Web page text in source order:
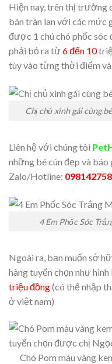
Hiện nay, trên thị trường
bán tràn lan với các mức
được 1 chú chó phốc sóc
phải bỏ ra từ6 đến 10
tùy vào từng thời điểm
Chị chủ xinh gái cùng
Liên hệ với chúng tôi
những bé cún đẹp và
Zalo/Hotline:
4 Em Phốc Sóc
Ngoài ra, bạn muốn sở
hàng tuyển chọn như
triệu đồng(có thể nhập
ở việt nam)
Chó Pom màu vàng